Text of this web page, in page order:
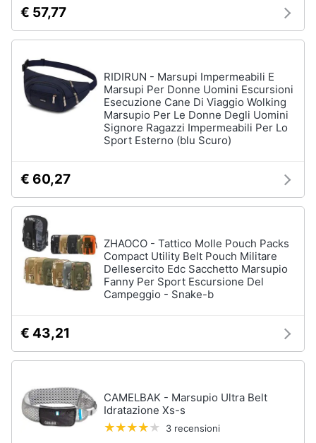
€ 57,77
RIDIRUN - Marsupi Impermeabili E
Marsupi Per Donne Uomini Escursioni
Esecuzione Cane Di Viaggio Wolking
Marsupio Per Le Donne Degli Uomini
Signore Ragazzi Impermeabili Per Lo
Sport Esterno (blu Scuro)
€ 60,27
ZHAOCO - Tattico Molle Pouch Packs
Compact Utility Belt Pouch Militare
Dellesercito Edc Sacchetto Marsupio
Fanny Per Sport Escursione Del
Campeggio - Snake-b
€ 43,21
CAMELBAK - Marsupio Ultra Belt
Idratazione Xs-s
3 recensioni